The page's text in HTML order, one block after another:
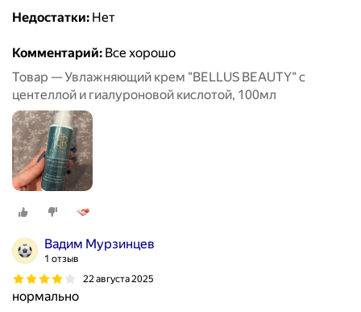
Недостатки: Нет
Комментарий: Все хорошо
Товар — Увлажняющий крем "BELLUS BEAUTY" с
центеллой и гиалуроновой кислотой, 100мл
Вадим Мурзинцев
1 отзыв
22 августа 2025
нормально